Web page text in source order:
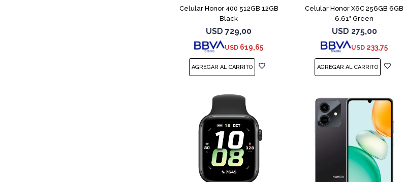
Celular Honor 400 512GB 12GB
Black
USD 729,00
USD 619,65
Celular Honor X6C 256GB 6GB
6.61" Green
USD 275,00
USD 233,75